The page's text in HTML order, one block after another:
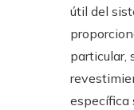
útil del
particular,
específica